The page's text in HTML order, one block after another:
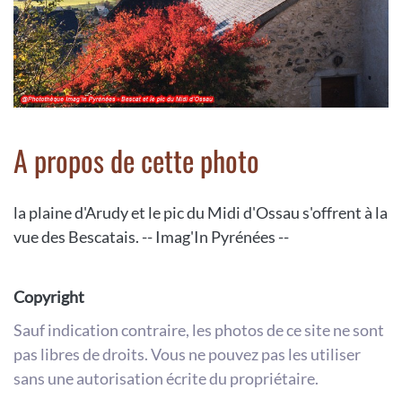
A propos de cette photo
la plaine d'Arudy et le pic du Midi d'Ossau s'offrent à la
vue des Bescatais. -- Imag'In Pyrénées --
Copyright
Sauf indication contraire, les photos de ce site ne sont
pas libres de droits. Vous ne pouvez pas les utiliser
sans une autorisation écrite du propriétaire.